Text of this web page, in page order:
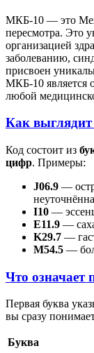
МКБ-10 — это
пересмотра. Это
организацией
заболеванию,
присвоен
МКБ-10 является
любой
Как
Код состоит из
цифр. Примеры:
J06.9 —
I10 —
E11.9 —
K29.7 —
M54.5 —
Что означает
Первая буква
вы сразу
Буква